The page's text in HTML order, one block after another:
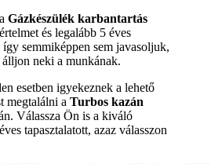
Gázkészülék karbantartás
és legalább 5 éves
semmiképpen sem javasoljuk,
neki a munkának.
esetben igyekeznek a lehető
megtalálni a Turbos kazán
Válassza Ön is a kiváló
tapasztalatott, azaz válasszon